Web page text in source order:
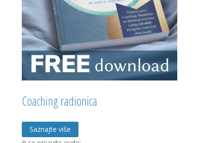
Coaching radionica
Saznajte više